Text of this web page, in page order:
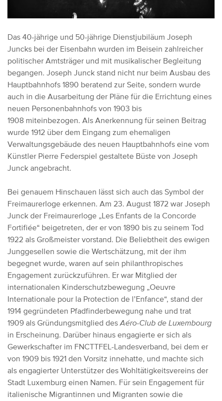
Das 40-jährige und 50-jährige Dienstjubiläum Joseph
Juncks bei der Eisenbahn wurden im Beisein zahlreicher
politischer Amtsträger und mit musikalischer Begleitung
begangen. Joseph Junck stand nicht nur beim Ausbau des
Hauptbahnhofs 1890 beratend zur Seite, sondern wurde
auch in die Ausarbeitung der Pläne für die Errichtung eines
neuen Personenbahnhofs von 1903 bis
1908 miteinbezogen. Als Anerkennung für seinen Beitrag
wurde 1912 über dem Eingang zum ehemaligen
Verwaltungsgebäude des neuen Hauptbahnhofs eine vom
Künstler Pierre Federspiel gestaltete Büste von Joseph
Junck angebracht.
Bei genauem Hinschauen lässt sich auch das Symbol der
Freimaurerloge erkennen. Am 23. August 1872 war Joseph
Junck der Freimaurerloge „Les Enfants de la Concorde
Fortifiée“ beigetreten, der er von 1890 bis zu seinem Tod
1922 als Großmeister vorstand. Die Beliebtheit des ewigen
Junggesellen sowie die Wertschätzung, mit der ihm
begegnet wurde, waren auf sein philanthropisches
Engagement zurückzuführen. Er war Mitglied der
internationalen Kinderschutzbewegung „Oeuvre
Internationale pour la Protection de l’Enfance“, stand der
1914 gegründeten Pfadfinderbewegung nahe und trat
1909 als Gründungsmitglied des Aéro-Club de Luxembourg
in Erscheinung. Darüber hinaus engagierte er sich als
Gewerkschafter im FNCTTFEL-Landesverband, bei dem er
von 1909 bis 1921 den Vorsitz innehatte, und machte sich
als engagierter Unterstützer des Wohltätigkeitsvereins der
Stadt Luxemburg einen Namen. Für sein Engagement für
italienische Migrantinnen und Migranten sowie die